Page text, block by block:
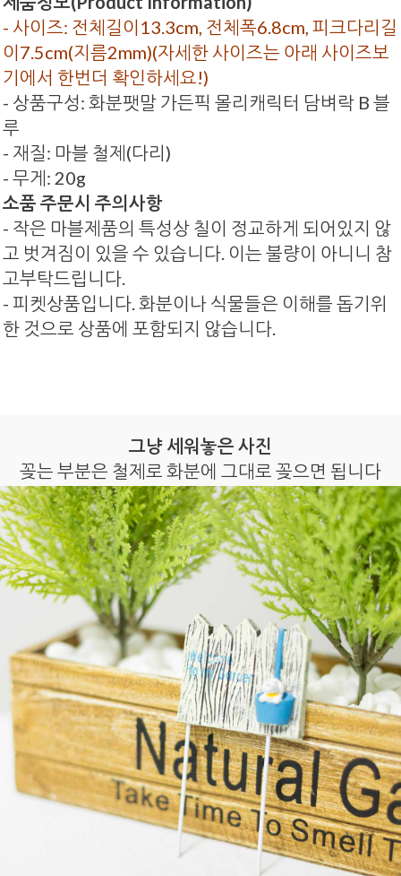
- 사이즈: 전체길이13.3cm, 전체폭6.8cm, 피크다리길
이7.5cm(지름2mm)(자세한 사이즈는 아래 사이즈보
기에서 한번더 확인하세요!)
- 상품구성: 화분팻말 가든픽 몰리캐릭터 담벼락 B 블
루
- 재질: 마블 철제(다리)
- 무게: 20g
소품 주문시 주의사항
- 작은 마블제품의 특성상 칠이 정교하게 되어있지 않
고 벗겨짐이 있을 수 있습니다. 이는 불량이 아니니 참
고부탁드립니다.
- 피켓상품입니다. 화분이나 식물들은 이해를 돕기위
한 것으로 상품에 포함되지 않습니다.
그냥 세워놓은 사진
꽂는 부분은 철제로 화분에 그대로 꽂으면 됩니다